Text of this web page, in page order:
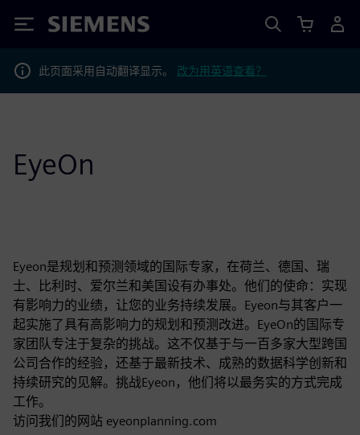
Siemens
此页面采用自动翻译显示。 改为用英语查看？
EyeOn
Eyeon是规划和预测领域的国际专家，在荷兰、德国、瑞
士、比利时、爱尔兰和美国设有办事处。他们的使命：实现
有影响力的业绩，让您的业务持续发展。Eyeon与其客户一
起实施了具有高影响力的规划和预测改进。EyeOn的国际专
家团队专注于复杂的挑战。这不仅基于与一百多家大型跨国
公司合作的经验，还基于最新技术、成熟的数据科学创新和
持续研究的见解。挑战Eyeon，他们将以最务实的方式完成
工作。
访问我们的网站 eyeonplanning.com